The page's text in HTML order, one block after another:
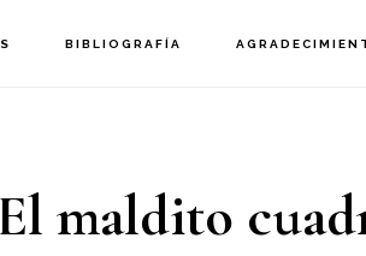
BIBLIOGRAFÍA
maldito